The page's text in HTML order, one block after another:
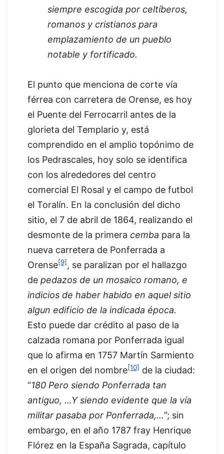
siempre escogida por celtíberos,
romanos y cristianos para
emplazamiento de un pueblo
notable y fortificado.
El punto que menciona de corte vía
férrea con carretera de Orense, es hoy
el Puente del Ferrocarril antes de la
glorieta del Templario y, está
comprendido en el amplio topónimo de
los Pedrascales, hoy solo se identifica
con los alrededores del centro
comercial El Rosal y el campo de futbol
el Toralín. En la conclusión del dicho
sitio, el 7 de abril de 1864, realizando el
desmonte de la primera cemba para la
nueva carretera de Ponferrada a
Orense[9] , se paralizan por el hallazgo
de pedazos de un mosaico romano, e
indicios de haber habido en aquel sitio
algun edificio de la indicada época.
Esto puede dar crédito al paso de la
calzada romana por Ponferrada igual
que lo afirma en 1757 Martín Sarmiento
en el origen del nombre[10] de la ciudad:
“180 Pero siendo Ponferrada tan
antiguo, …Y siendo evidente que la vía
militar pasaba por Ponferrada,…”; sin
embargo, en el año 1787 fray Henrique
Flórez en la España Sagrada, capítulo